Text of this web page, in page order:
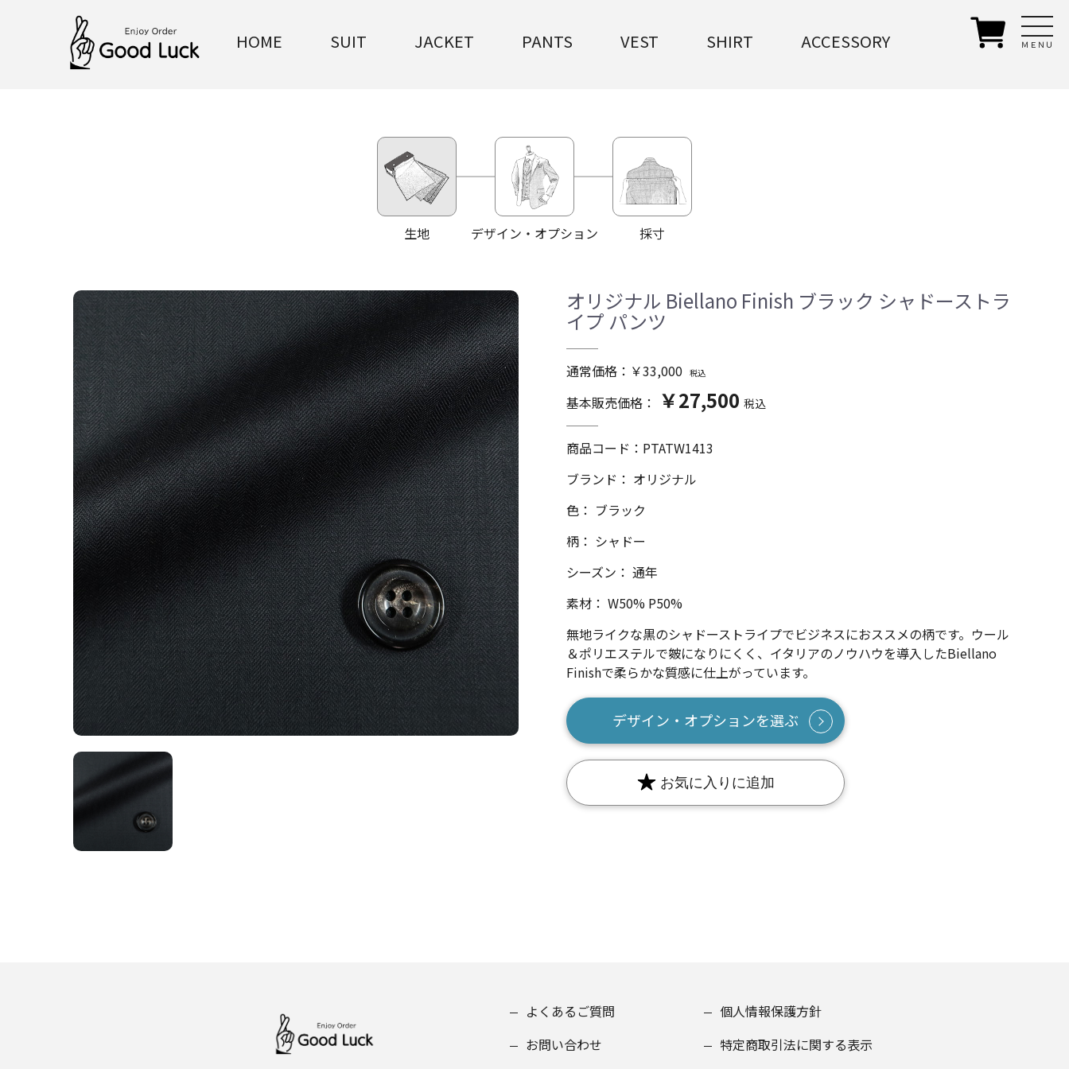
ＭＥＮＵ
HOME SUIT JACKET PANTS VEST SHIRT ACCESSORY
生地 デザイン・オプション 採寸
オリジナル Biellano Finish ブラック シャドーストラ
イプ パンツ
通常価格：￥33,000 税込
基本販売価格： ￥27,500 税込
商品コード： PTATW1413
ブランド： オリジナル
色： ブラック
柄： シャドー
シーズン： 通年
素材： W50% P50%
無地ライクな黒のシャドーストライプでビジネスにおススメの柄です。ウール
＆ポリエステルで皴になりにくく、イタリアのノウハウを導入したBiellano
Finishで柔らかな質感に仕上がっています。
数量
デザイン・オプションを選ぶ
お気に入りに追加
よくあるご質問
お問い合わせ
個人情報保護方針
特定商取引法に関する表示